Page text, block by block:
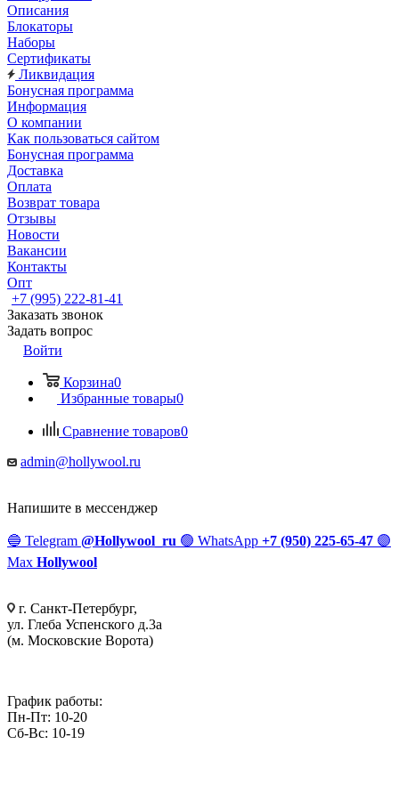
Описания
Блокаторы
Наборы
Сертификаты
Ликвидация
Бонусная программа
Информация
О компании
Как пользоваться сайтом
Бонусная программа
Доставка
Оплата
Возврат товара
Отзывы
Новости
Вакансии
Контакты
Опт
+7 (995) 222-81-41
Заказать звонок
Задать вопрос
Войти
Корзина0
Избранные товары0
Сравнение товаров0
admin@hollywool.ru
Напишите в мессенджер
🔵 Telegram @Hollywool_ru 🟢 WhatsApp +7 (950) 225-65-47 🟣
Max Hollywool
г. Санкт-Петербург,
ул. Глеба Успенского д.3а
(м. Московские Ворота)
График работы:
Пн-Пт: 10-20
Сб-Вс: 10-19